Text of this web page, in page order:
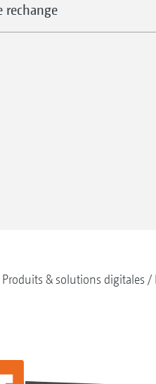
rechange
Produits & solutions digitales